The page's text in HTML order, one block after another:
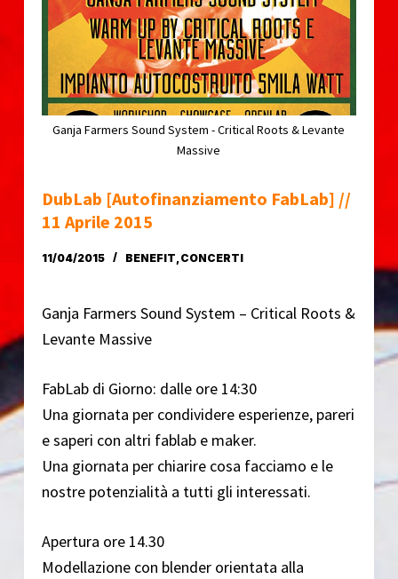
Ganja Farmers Sound System - Critical Roots & Levante
Massive
DubLab [autofinanziamento FabLab] //
11 Aprile 2015
11/04/2015 BENEFIT,CONCERTI
Ganja Farmers Sound System – Critical Roots &
Levante Massive
FabLab di Giorno: dalle ore 14:30
Una giornata per condividere esperienze, pareri
e saperi con altri fablab e maker.
Una giornata per chiarire cosa facciamo e le
nostre potenzialità a tutti gli interessati.
Apertura ore 14.30
Modellazione con blender orientata alla